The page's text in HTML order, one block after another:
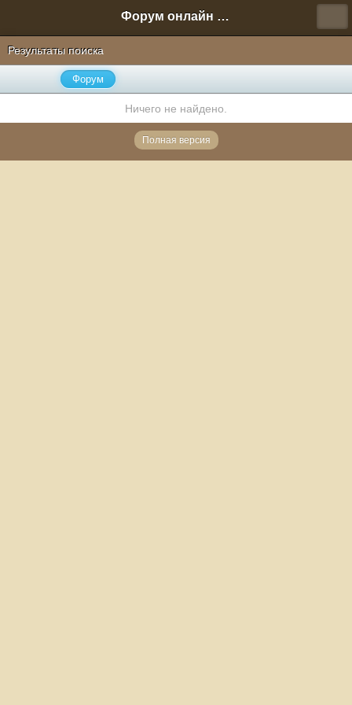
Форум онлайн игры "Новая Эра" (Нюра Биз)
Результаты поиска
Форум
Ничего не найдено.
Полная версия